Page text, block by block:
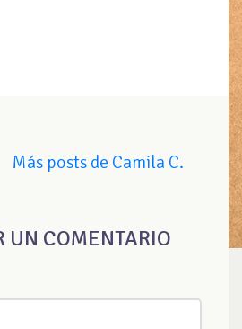
Más posts de Camila C.
UN COMENTARIO